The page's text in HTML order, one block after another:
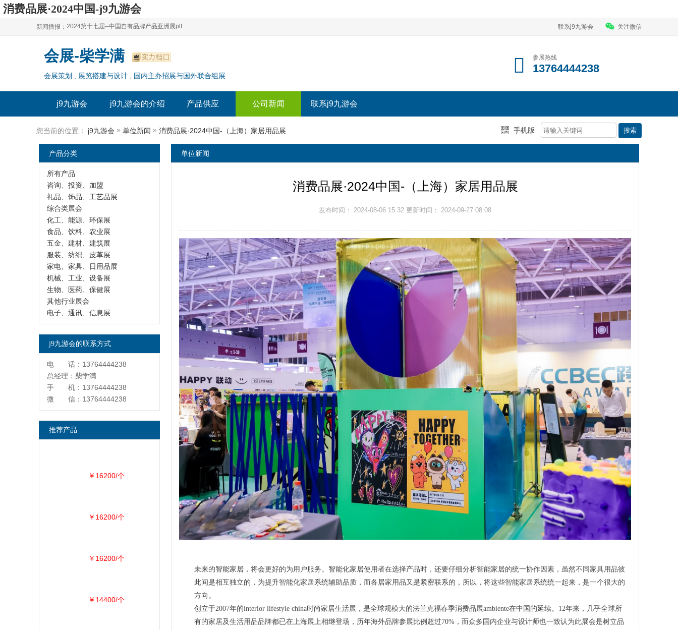
消费品展·2024中国-j9九游会
新闻播报：
2024上海自有品牌展--百货展|食品展 零售展|oem展
2024全球自有--品牌产品亚洲展（plf）
2024上海自有品牌展--2024上海oem 贴牌代加工展
2024第十七届--中国自有品牌产品亚洲展plf
2024全球自有--品牌产品亚洲展（plf）
2024年上海--第17届自有品牌展
联系j9九游会 关注微信
会展-柴学满
会展策划 , 展览搭建与设计 , 国内主办招展与国外联合组展
参展热线
13764444238
j9九游会 j9九游会的介绍 产品供应 公司新闻 联系j9九游会
您当前的位置： j9九游会 » 单位新闻 » 消费品展·2024中国-（上海）家居用品展 手机版
单位新闻
消费品展·2024中国-（上海）家居用品展
发布时间： 2024-08-06 15:32 更新时间： 2024-09-27 08:08
未来的智能家居，将会更好的为用户服务。智能化家居使用者在选择产品时，还要仔细分析智能家居的统一协作因素，虽然不同家具用品彼
此间是相互独立的，为提升智能化家居系统辅助品质，而各居家用品又是紧密联系的，所以，将这些智能家居系统统一起来，是一个很大的
方向。
创立于2007年的interior lifestyle china时尚家居生活展，是全球规模大的法兰克福春季消费品展ambiente在中国的延续。12年来，几乎全球所
有的家居及生活用品品牌都已在上海展上相继登场，历年海外品牌参展比例超过70%，而众多国内企业与设计师也一致认为此展会是树立品
产品分类
所有产品
咨询、投资、加盟
礼品、饰品、工艺品展
综合类展会
化工、能源、环保展
食品、饮料、农业展
五金、建材、建筑展
服装、纺织、皮革展
家电、家具、日用品展
机械、工业、设备展
生物、医药、保健展
其他行业展会
电子、通讯、信息展
j9九游会的联系方式
电 话：13764444238
总经理：柴学满
手 机：13764444238
微 信：13764444238
推荐产品
￥16200/个
￥16200/个
￥16200/个
￥14400/个